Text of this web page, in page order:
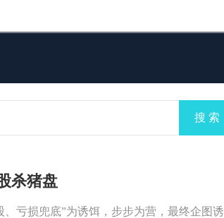
搜 索
杀猪盘
亏损兜底”为诱饵，步步为营，最终企图诱